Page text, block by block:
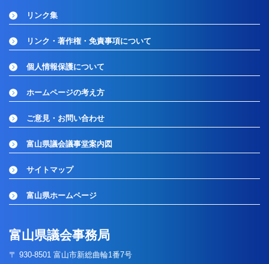
リンク集
リンク・著作権・免責事項について
個人情報保護について
ホームページの考え方
ご意見・お問い合わせ
富山県議会議事堂案内図
サイトマップ
富山県ホームページ
富山県議会事務局
〒 930-8501 富山市新総曲輪1番7号